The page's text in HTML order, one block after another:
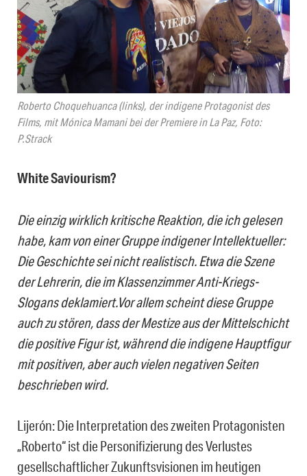
Roberto Choquehuanca (links), der indigene Protagonist des
Films, mit Mónica Mamani bei der Premiere in La Paz, Foto:
P.Strack
White Saviourism?
Die einzig wirklich kritische Reaktion, die ich gelesen
habe, kam von einer Gruppe indigener Intellektueller:
Die Geschichte sei nicht realistisch. Etwa die Szene
der Lehrerin, die im Klassenzimmer Anti-Kriegs-
Slogans deklamiert.Vor allem scheint diese Gruppe
auch zu stören, dass der Mestize aus der Mittelschicht
die positive Figur ist, während die indigene Hauptfigur
mit positiven, aber auch vielen negativen Seiten
beschrieben wird.
Lijerón: Die Interpretation des zweiten Protagonisten
„Roberto“ ist die Personifizierung des Verlustes
gesellschaftlicher Zukunftsvisionen im heutigen